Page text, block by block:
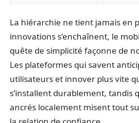
La hiérarchie ne tient jamais en
innovations s’enchaînent, le
quête de simplicité façonne de
Les plateformes qui savent
utilisateurs et innover plus vite
s’installent durablement, tandis
ancrés localement misent tout